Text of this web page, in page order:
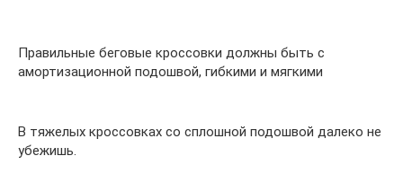
Правильные беговые кроссовки должны быть с
амортизационной подошвой, гибкими и мягкими
В тяжелых кроссовках со сплошной подошвой далеко не
убежишь.